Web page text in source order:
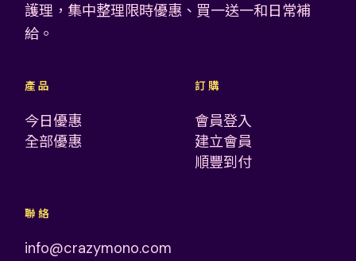
護理，集中整理限時優惠、買一送一和日常補
給。
產品
今日優惠
全部優惠
訂購
會員登入
建立會員
順豐到付
聯絡
info@crazymono.com